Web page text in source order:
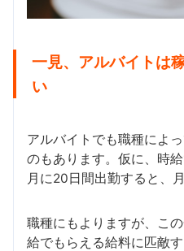
一見、アルバイトは
い
アルバイトでも職種によ
のもあります。仮に、時
月に20日間出勤すると、
職種にもよりますが、こ
給でもらえる給料に匹敵す